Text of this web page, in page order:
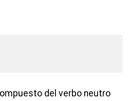
del verbo neutro